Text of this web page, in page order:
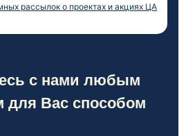
рассылок о проектах и акциях ЦА
с нами любым
для Вас способом